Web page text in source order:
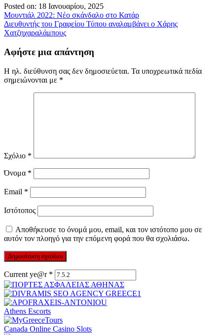
Posted on: 18 Ιανουαρίου, 2025
Πλοήγηση
άρθρων
Μουντιάλ 2022: Νέο σκάνδαλο στο Κατάρ
Διευθυντής του Γραφείου Τύπου αναλαμβάνει ο Χάρης
Χατζηχαραλάμπους
Αφήστε μια απάντηση
Η ηλ. διεύθυνση σας δεν δημοσιεύεται. Τα υποχρεωτικά πεδία
σημειώνονται με *
Σχόλιο *
Όνομα *
Email *
Ιστότοπος
Αποθήκευσε το όνομά μου, email, και τον ιστότοπο μου σε
αυτόν τον πλοηγό για την επόμενη φορά που θα σχολιάσω.
Current ye@r *
Athens Escorts
Canada Online Casino Slots